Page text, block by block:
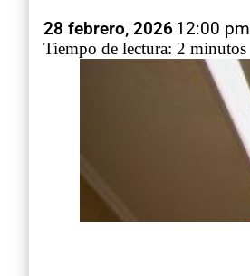
28 febrero, 202612:00 pm
Tiempo de lectura: 2 minutos